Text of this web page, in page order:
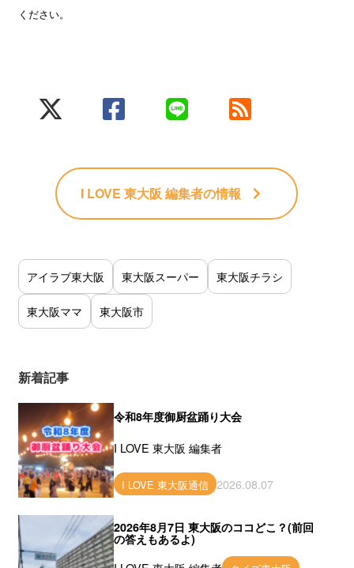
ください。
I LOVE 東大阪 編集者の情報
アイラブ東大阪 東大阪スーパー 東大阪チラシ
東大阪ママ 東大阪市
新着記事
令和8年度御厨盆踊り大会
I LOVE 東大阪 編集者
I LOVE 東大阪通信 2026.08.07
2026年8月7日 東大阪のココどこ？(前回
の答えもあるよ)